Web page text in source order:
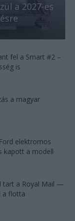
a 2027-es
fel a Smart #2 –
is
a magyar
elektromos
kapott a modell
tart a Royal Mail —
a flotta